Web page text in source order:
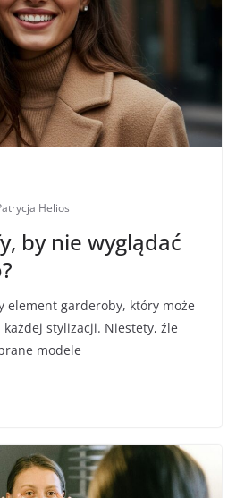
Helios
by nie wyglądać
element garderoby, który może
stylizacji. Niestety, źle
modele